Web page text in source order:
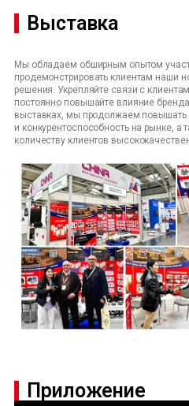
Выставка
Мы обладаем обширным опытом
продемонстрировать клиентам наши
решения. Укрепляйте связи с
постоянно повышайте влияние
выставках, мы продолжаем
и конкурентоспособность на рынке,
количеству клиентов
Приложение